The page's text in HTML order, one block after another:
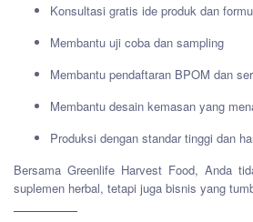
Konsultasi gratis ide produk dan
Membantu uji coba dan sampling
Membantu pendaftaran BPOM dan
Membantu desain kemasan yang
Produksi dengan standar tinggi dan
Bersama Greenlife Harvest Food, Anda
suplemen herbal, tetapi juga bisnis yang